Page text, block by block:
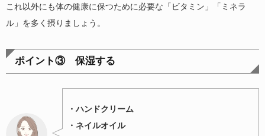
これ以外にも体の健康に保つために必要な「ビタミン」「ミネラ
ル」を多く摂りましょう。
ポイント③ 保湿する
・ハンドクリーム
・ネイルオイル